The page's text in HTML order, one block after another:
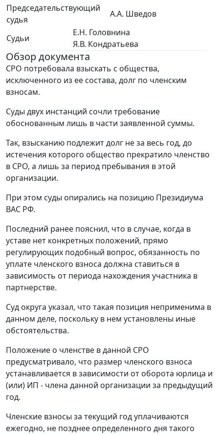
Председательствующий
судья
А.А. Шведов
Судьи
Е.Н. Головнина
Я.В. Кондратьева
Обзор документа
СРО потребовала взыскать с общества,
исключенного из ее состава, долг по членским
взносам.
Суды двух инстанций сочли требование
обоснованным лишь в части заявленной суммы.
Так, взысканию подлежит долг не за весь год, до
истечения которого общество прекратило членство
в СРО, а лишь за период пребывания в этой
организации.
При этом суды опирались на позицию Президиума
ВАС РФ.
Последний ранее пояснил, что в случае, когда в
уставе нет конкретных положений, прямо
регулирующих подобный вопрос, обязанность по
уплате членского взноса должна ставиться в
зависимость от периода нахождения участника в
партнерстве.
Суд округа указал, что такая позиция неприменима в
данном деле, поскольку в нем установлены иные
обстоятельства.
Положение о членстве в данной СРО
предусматривало, что размер членского взноса
устанавливается в зависимости от оборота юрлица и
(или) ИП - члена данной организации за предыдущий
год.
Членские взносы за текущий год уплачиваются
ежегодно, не позднее определенного дня такого